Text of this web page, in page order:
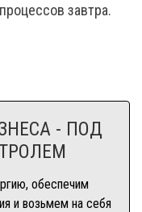
завтра.
- ПОД
обеспечим
и возьмем на себя